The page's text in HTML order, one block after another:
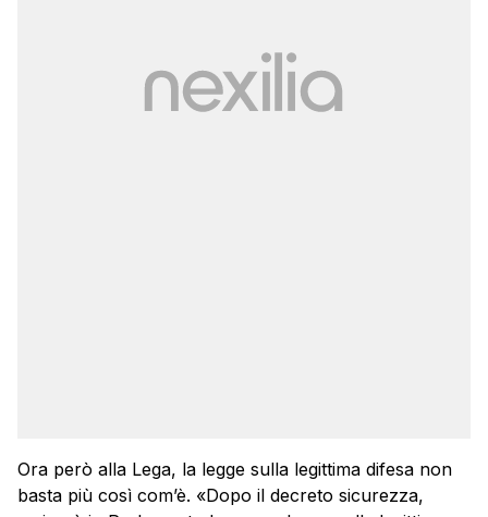
Ora però alla Lega, la legge sulla legittima difesa non
basta più così com’è. «Dopo il decreto sicurezza,